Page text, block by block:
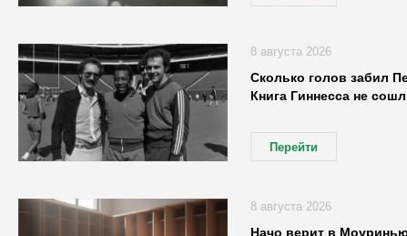
Сколько голов забил
Книга Гиннесса не
Перейти
8 августа 2026
Начо верит в
8 августа 2026